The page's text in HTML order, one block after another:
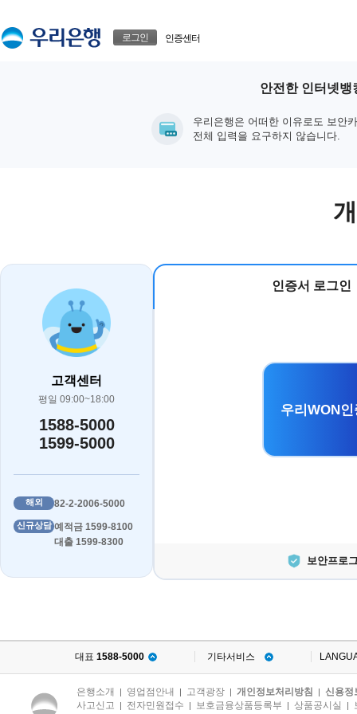
로그인 인증센터
안전한 인터넷뱅
우리은행은 어떠한 이유로도 보안
전체 입력을 요구하지 않습니다.
고객센터
평일 09:00~18:00
1588-5000
1599-5000
해외 82-2-2006-5000
신규상담 예적금 1599-8100
대출 1599-8300
인증서 로그인
우리WON
보안프로
대표 1588-5000 기타서비스
은행소개 | 영업점안내 | 고객광장 | 개인정보처리방침 | 신용정
사고신고 | 전자민원접수 | 보호금융상품등록부 | 상품공시실 |